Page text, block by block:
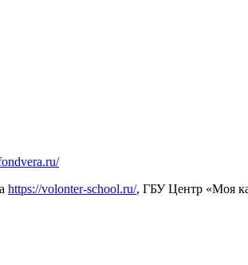
https://volonter-school.ru/, ГБУ Центр «Моя